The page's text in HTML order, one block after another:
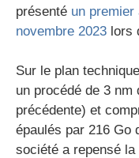
présenté un premier
novembre 2023 lors
Sur le plan
un procédé de 3
précédente) et
épaulés par 216 Go
société a repensé